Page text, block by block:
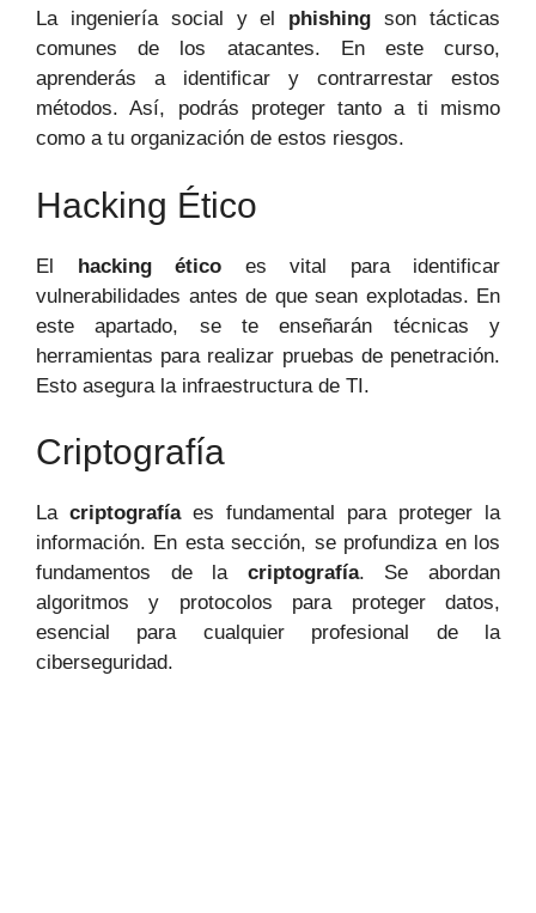
La ingeniería social y el phishing son tácticas
comunes de los atacantes. En este curso,
aprenderás a identificar y contrarrestar estos
métodos. Así, podrás proteger tanto a ti mismo
como a tu organización de estos riesgos.
Hacking Ético
El hacking ético es vital para identificar
vulnerabilidades antes de que sean explotadas. En
este apartado, se te enseñarán técnicas y
herramientas para realizar pruebas de penetración.
Esto asegura la infraestructura de TI.
Criptografía
La criptografíaes fundamental para proteger la
información. En esta sección, se profundiza en los
fundamentos de la criptografía. Se abordan
algoritmos y protocolos para proteger datos,
esencial para cualquier profesional de la
ciberseguridad.